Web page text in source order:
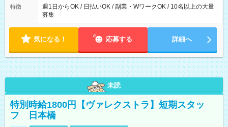
特徴
週1日からOK / 日払いOK / 副業・WワークOK / 10名以上の大量
募集
気になる！ 応募する 詳細へ
未読
特別時給1800円【ヴァレクストラ】短期スタッ
フ 日本橋